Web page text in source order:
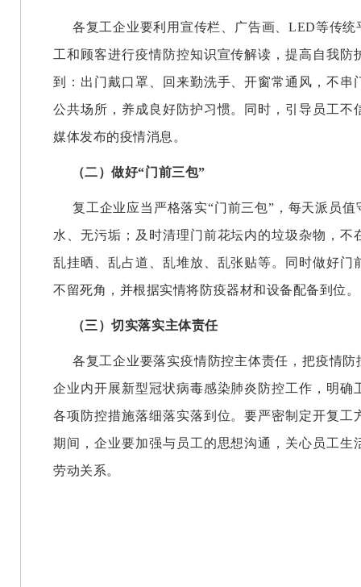
各复工企业要利用宣传栏、广告画、LED等传统
工和顾客进行疫情防控知识宣传解读，提高自我
到：出门戴口罩、回来勤洗手、开窗常通风，不
公共场所，养成良好防护习惯。同时，引导员工
媒体发布的疫情消息。
（二）做好“门前三包”
复工企业应当严格落实“门前三包”，每天派员值
水、无污垢；及时清理门前花坛内的垃圾杂物，
乱挂晒、乱占道、乱堆放、乱张贴等。同时做好
不留死角，并根据实情将防疫器材和设备配备到位。
（三）切实落实主体责任
各复工企业要落实疫情防控主体责任，把疫情防
企业内开展新型冠状病毒感染肺炎防控工作，明
各项防控措施落细落实落到位。要严密制定开复
期间，企业要加强与员工的思想沟通，关心员工
劳动关系。